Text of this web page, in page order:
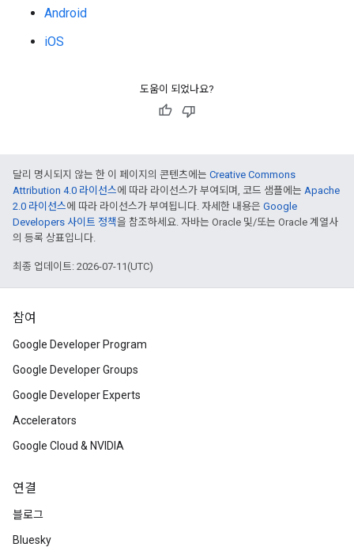
Android
iOS
도움이 되었나요?
달리 명시되지 않는 한 이 페이지의 콘텐츠에는 Creative Commons
Attribution 4.0 라이선스에 따라 라이선스가 부여되며, 코드 샘플에는 Apache
2.0 라이선스에 따라 라이선스가 부여됩니다. 자세한 내용은 Google
Developers 사이트 정책을 참조하세요. 자바는 Oracle 및/또는 Oracle 계열사
의 등록 상표입니다.
최종 업데이트: 2026-07-11(UTC)
참여
Google Developer Program
Google Developer Groups
Google Developer Experts
Accelerators
Google Cloud & NVIDIA
연결
블로그
Bluesky